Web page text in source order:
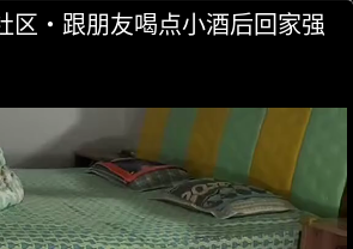
区・跟朋友喝点小酒后回家强